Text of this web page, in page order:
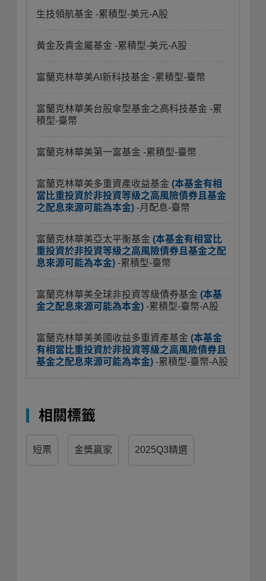
生技領航基金 -累積型-美元-A股
黃金及貴金屬基金 -累積型-美元-A股
富蘭克林華美AI新科技基金 -累積型-臺幣
富蘭克林華美台股傘型基金之高科技基金 -累
積型-臺幣
富蘭克林華美第一富基金 -累積型-臺幣
富蘭克林華美多重資產收益基金 (本基金有相
當比重投資於非投資等級之高風險債券且基金
之配息來源可能為本金) -月配息-臺幣
富蘭克林華美亞太平衡基金 (本基金有相當比
重投資於非投資等級之高風險債券且基金之配
息來源可能為本金) -累積型-臺幣
富蘭克林華美全球非投資等級債券基金 (本基
金之配息來源可能為本金) -累積型-臺幣-A股
富蘭克林華美美國收益多重資產基金 (本基金
有相當比重投資於非投資等級之高風險債券且
基金之配息來源可能為本金) -累積型-臺幣-A股
相關標籤
短票 金獎贏家 2025Q3精選